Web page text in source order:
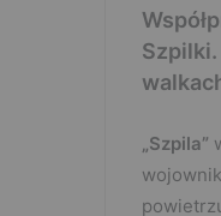
„Szpila”